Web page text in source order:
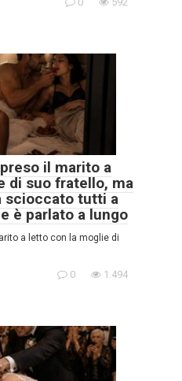
il marito a
di suo fratello, ma
scioccato tutti a
è parlato a lungo
a letto con la moglie di
0 1.494